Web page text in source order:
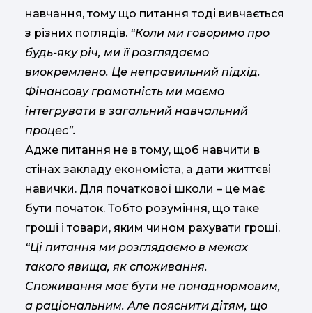
навчання, тому що питання тоді вивчається
з різних поглядів. “Коли ми говоримо про
будь-яку річ, ми її розглядаємо
виокремлено. Це неправильний підхід.
Фінансову грамотність ми маємо
інтегрувати в загальний навчальний
процес”.
Адже питання не в тому, щоб навчити в
стінах закладу економіста, а дати життєві
навички. Для початкової школи – це має
бути початок. Тобто розуміння, що таке
гроші і товари, яким чином рахувати гроші.
“Ці питання ми розглядаємо в межах
такого явища, як споживання.
Споживання має бути не понаднормовим,
а раціональним. Але пояснити дітям, що